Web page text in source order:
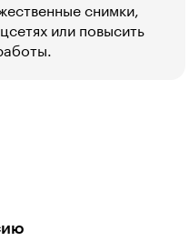
снимки,
или повысить